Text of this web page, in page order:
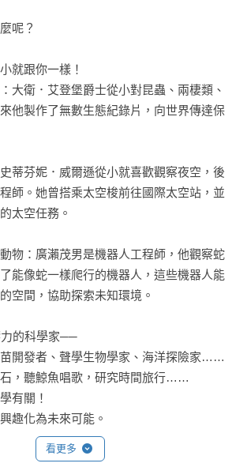
呢？
就跟你一樣！
大衛．艾登堡爵士從小對昆蟲、兩棲類、
他製作了無數生態紀錄片，向世界傳達保
蒂芬妮．威爾遜從小就喜歡觀察夜空，後
師。她曾搭乘太空梭前往國際太空站，並
太空任務。
物：廣瀨茂男是機器人工程師，他觀察蛇
能像蛇一樣爬行的機器人，這些機器人能
空間，協助探索未知環境。
力的科學家──
開發者、聲學生物學家、海洋探險家……
，聽鯨魚唱歌，研究時間旅行……
有關！
趣化為未來可能。
的事，成為你喜歡的人，
界的科學家！
看更多